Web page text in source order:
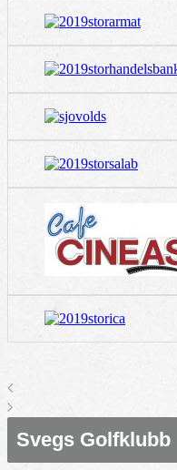
Svegs Golfklubb